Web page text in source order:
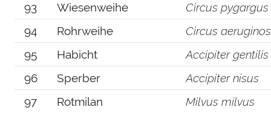
93
Wiesenweihe
Circus pygargus
94
Rohrweihe
Circus
95
Habicht
Accipiter gentilis
96
Sperber
Accipiter nisus
97
Rotmilan
Milvus milvus